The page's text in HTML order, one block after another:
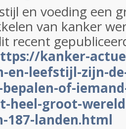
en voeding een
van kanker
recent
kanker-
en-leefstijl-zijn-
of-
heel-groot-
187-landen.html